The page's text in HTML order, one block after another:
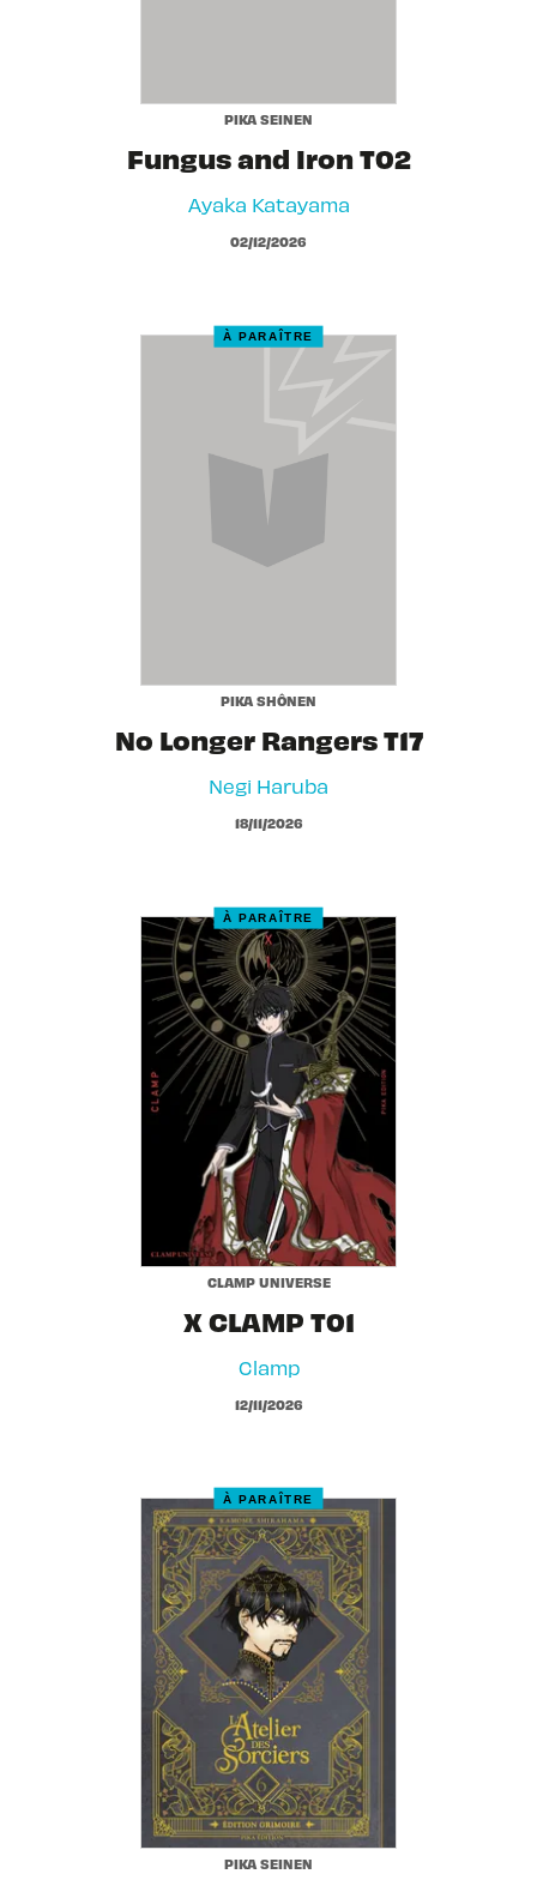
PIKA SEINEN
Fungus and Iron T02
Ayaka Katayama
02/12/2026
À PARAÎTRE
PIKA SHÔNEN
No Longer Rangers T17
Negi Haruba
18/11/2026
À PARAÎTRE
CLAMP UNIVERSE
X CLAMP T01
Clamp
12/11/2026
À PARAÎTRE
PIKA SEINEN